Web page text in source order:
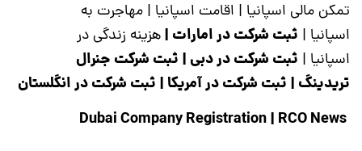
تمکن مالی اسپانیا | اقامت اسپانیا | مهاجرت به
اسپانیا | ثبت شرکت در امارات |هزینه زندگی در
اسپانیا | ثبت شرکت در دبی | ثبت شرکت جنرال
تریدینگ | ثبت شرکت در آمریکا | ثبت شرکت در انگلستان
| RCO News